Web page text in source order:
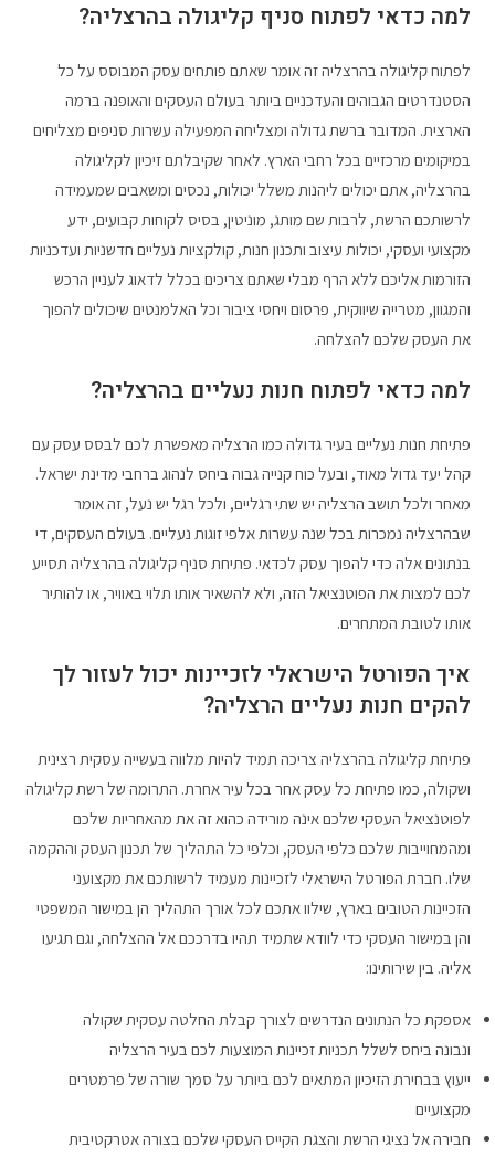
למה כדאי לפתוח סניף קליגולה בהרצליה?
לפתוח קליגולה בהרצליה זה אומר שאתם פותחים עסק המבוסס על כל
הסטנדרטים הגבוהים והעדכניים ביותר בעולם העסקים והאופנה ברמה
הארצית. המדובר ברשת גדולה ומצליחה המפעילה עשרות סניפים מצליחים
במיקומים מרכזיים בכל רחבי הארץ. לאחר שקיבלתם זיכיון לקליגולה
בהרצליה, אתם יכולים ליהנות משלל יכולות, נכסים ומשאבים שמעמידה
לרשותכם הרשת, לרבות שם מותג, מוניטין, בסיס לקוחות קבועים, ידע
מקצועי ועסקי, יכולות עיצוב ותכנון חנות, קולקציות נעליים חדשניות ועדכניות
הזורמות אליכם ללא הרף מבלי שאתם צריכים בכלל לדאוג לעניין הרכש
והמגוון, מטרייה שיווקית, פרסום ויחסי ציבור וכל האלמנטים שיכולים להפוך
את העסק שלכם להצלחה.
למה כדאי לפתוח חנות נעליים בהרצליה?
פתיחת חנות נעליים בעיר גדולה כמו הרצליה מאפשרת לכם לבסס עסק עם
קהל יעד גדול מאוד, ובעל כוח קנייה גבוה ביחס לנהוג ברחבי מדינת ישראל.
מאחר ולכל תושב הרצליה יש שתי רגליים, ולכל רגל יש נעל, זה אומר
שבהרצליה נמכרות בכל שנה עשרות אלפי זוגות נעליים. בעולם העסקים, די
בנתונים אלה כדי להפוך עסק לכדאי. פתיחת סניף קליגולה בהרצליה תסייע
לכם למצות את הפוטנציאל הזה, ולא להשאיר אותו תלוי באוויר, או להותיר
אותו לטובת המתחרים.
איך הפורטל הישראלי לזכיינות יכול לעזור לך
להקים חנות נעליים הרצליה?
פתיחת קליגולה בהרצליה צריכה תמיד להיות מלווה בעשייה עסקית רצינית
ושקולה, כמו פתיחת כל עסק אחר בכל עיר אחרת. התרומה של רשת קליגולה
לפוטנציאל העסקי שלכם אינה מורידה כהוא זה את מהאחריות שלכם
ומהמחוייבות שלכם כלפי העסק, וכלפי כל התהליך של תכנון העסק וההקמה
שלו. חברת הפורטל הישראלי לזכיינות מעמיד לרשותכם את מקצועני
הזכיינות הטובים בארץ, שילוו אתכם לכל אורך התהליך הן במישור המשפטי
והן במישור העסקי כדי לוודא שתמיד תהיו בדרככם אל ההצלחה, וגם תגיעו
אליה. בין שירותינו:
אספקת כל הנתונים הנדרשים לצורך קבלת החלטה עסקית שקולה
ונבונה ביחס לשלל תכניות זכיינות המוצעות לכם בעיר הרצליה
ייעוץ בבחירת הזיכיון המתאים לכם ביותר על סמך שורה של פרמטרים
מקצועיים
חבירה אל נציגי הרשת והצגת הקייס העסקי שלכם בצורה אטרקטיבית